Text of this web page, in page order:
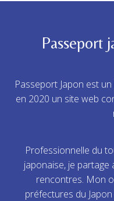
Passeport
Passeport Japon est
en 2020 un site web
Professionnelle du
japonaise, je
rencontres. Mon
préfectures du